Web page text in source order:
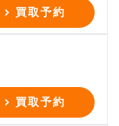
買取予約
買取予約